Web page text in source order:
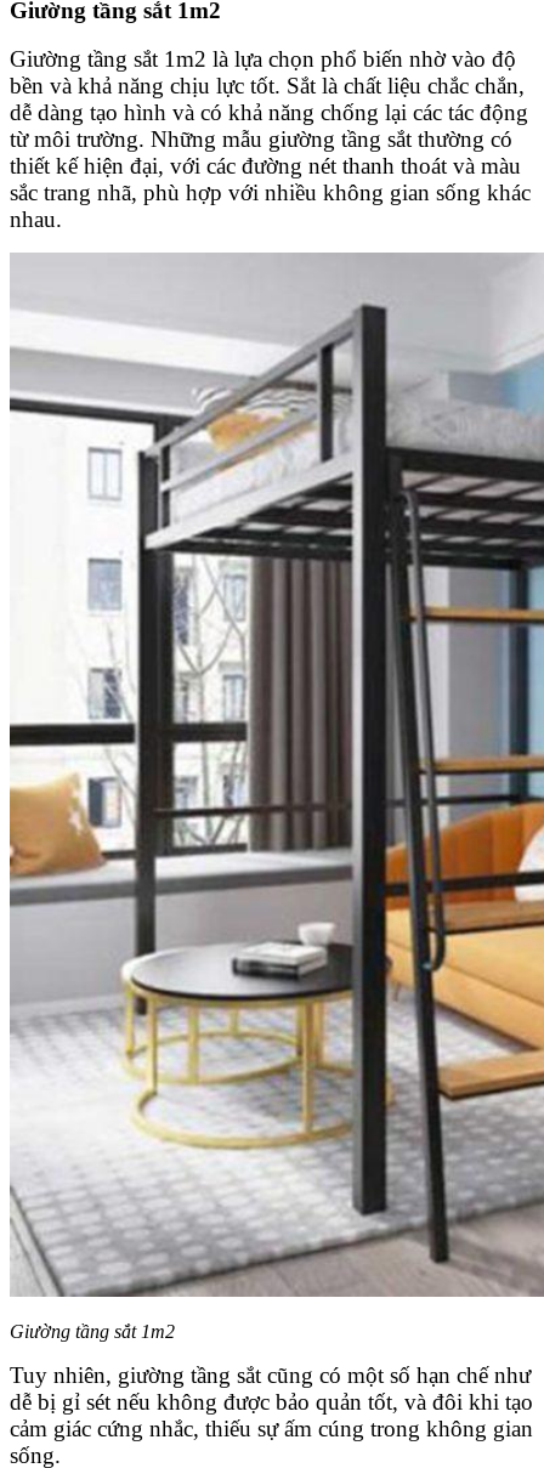
Giường tầng sắt 1m2
Giường tầng sắt 1m2 là lựa chọn phổ biến nhờ vào độ
bền và khả năng chịu lực tốt. Sắt là chất liệu chắc chắn,
dễ dàng tạo hình và có khả năng chống lại các tác động
từ môi trường. Những mẫu giường tầng sắt thường có
thiết kế hiện đại, với các đường nét thanh thoát và màu
sắc trang nhã, phù hợp với nhiều không gian sống khác
nhau.
Giường tầng sắt 1m2
Tuy nhiên, giường tầng sắt cũng có một số hạn chế như
dễ bị gỉ sét nếu không được bảo quản tốt, và đôi khi tạo
cảm giác cứng nhắc, thiếu sự ấm cúng trong không gian
sống.